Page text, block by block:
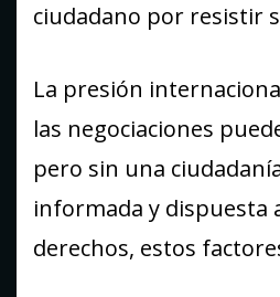
ciudadano por resistir
La presión
las negociaciones
pero sin una
informada y dispuesta
derechos, estos